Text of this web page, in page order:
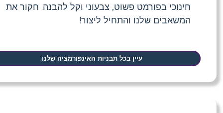
חינוכי בפורמט פשוט, צבעוני וקל להבנה. חקור את
המשאבים שלנו והתחיל ליצור!
עיין בכל תבניות האינפורמציה שלנו